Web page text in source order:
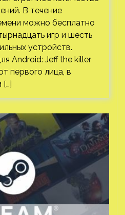
В течение
можно бесплатно
игр и шесть
устройств.
Android: Jeff the killer
первого лица, в